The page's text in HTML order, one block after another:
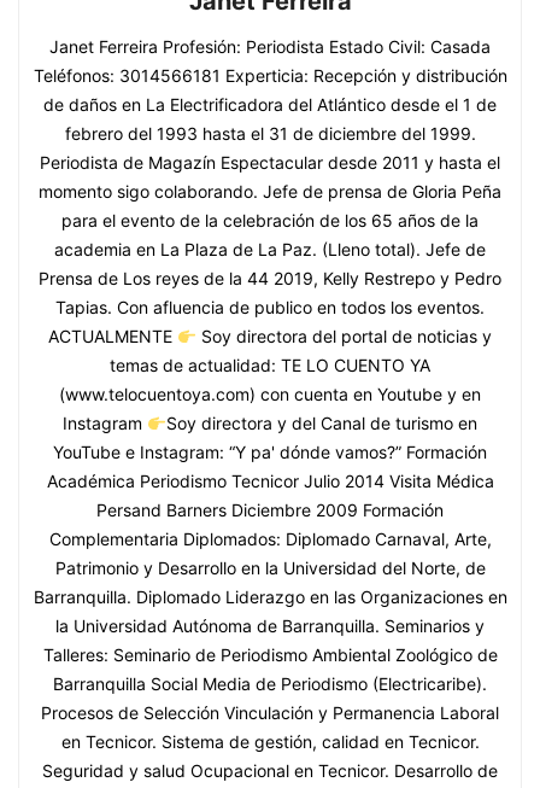
Janet Ferreira Profesión: Periodista Estado Civil: Casada
Teléfonos: 3014566181 Experticia: Recepción y distribución
de daños en La Electrificadora del Atlántico desde el 1 de
febrero del 1993 hasta el 31 de diciembre del 1999.
Periodista de Magazín Espectacular desde 2011 y hasta el
momento sigo colaborando. Jefe de prensa de Gloria Peña
para el evento de la celebración de los 65 años de la
academia en La Plaza de La Paz. (Lleno total). Jefe de
Prensa de Los reyes de la 44 2019, Kelly Restrepo y Pedro
Tapias. Con afluencia de publico en todos los eventos.
ACTUALMENTE
Soy directora del portal de noticias y
temas de actualidad: TE LO CUENTO YA
(www.telocuentoya.com) con cuenta en Youtube y en
Instagram
Soy directora y del Canal de turismo en
YouTube e Instagram: “Y pa' dónde vamos?” Formación
Académica Periodismo Tecnicor Julio 2014 Visita Médica
Persand Barners Diciembre 2009 Formación
Complementaria Diplomados: Diplomado Carnaval, Arte,
Patrimonio y Desarrollo en la Universidad del Norte, de
Barranquilla. Diplomado Liderazgo en las Organizaciones en
la Universidad Autónoma de Barranquilla. Seminarios y
Talleres: Seminario de Periodismo Ambiental Zoológico de
Barranquilla Social Media de Periodismo (Electricaribe).
Procesos de Selección Vinculación y Permanencia Laboral
en Tecnicor. Sistema de gestión, calidad en Tecnicor.
Seguridad y salud Ocupacional en Tecnicor. Desarrollo de